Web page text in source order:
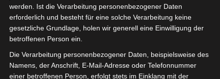
Gewächshaus
26. September 2024
Ihr Lieben,
werden. Ist die Verarbeitung personenbezogener Daten
erforderlich und besteht für eine solche Verarbeitung keine
gesetzliche Grundlage, holen wir generell eine Einwilligung der
betroffenen Person ein.
Die Verarbeitung personenbezogener Daten, beispielsweise des
Namens, der Anschrift, E-Mail-Adresse oder Telefonnummer
einer betroffenen Person, erfolgt stets im Einklang mit der